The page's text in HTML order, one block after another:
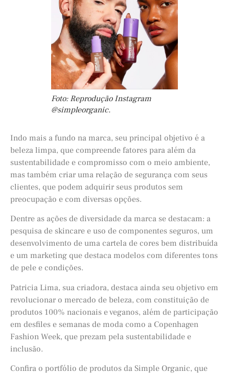
Foto: Reprodução Instagram
@simpleorganic.
Indo mais a fundo na marca, seu principal objetivo é a
beleza limpa, que compreende fatores para além da
sustentabilidade e compromisso com o meio ambiente,
mas também criar uma relação de segurança com seus
clientes, que podem adquirir seus produtos sem
preocupação e com diversas opções.
Dentre as ações de diversidade da marca se destacam: a
pesquisa de skincare e uso de componentes seguros, um
desenvolvimento de uma cartela de cores bem distribuída
e um marketing que destaca modelos com diferentes tons
de pele e condições.
Patricia Lima, sua criadora, destaca ainda seu objetivo em
revolucionar o mercado de beleza, com constituição de
produtos 100% nacionais e veganos, além de participação
em desfiles e semanas de moda como a Copenhagen
Fashion Week, que prezam pela sustentabilidade e
inclusão.
Confira o portfólio de produtos da Simple Organic, que